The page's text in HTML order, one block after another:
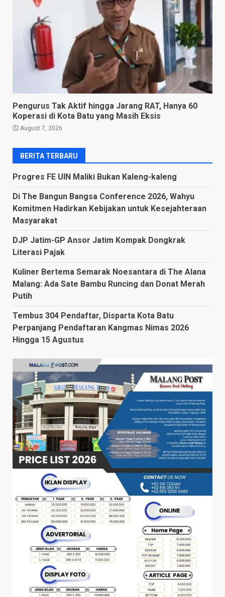
Pengurus Tak Aktif hingga Jarang RAT, Hanya 60
Koperasi di Kota Batu yang Masih Eksis
August 7, 2026
BERITA TERBARU
Progres FE UIN Maliki Bukan Kaleng-kaleng
Di The Bangun Bangsa Conference 2026, Wahyu
Komitmen Hadirkan Kebijakan untuk Kesejahteraan
Masyarakat
DJP Jatim-GP Ansor Jatim Kompak Dongkrak
Literasi Pajak
Kuliner Bertema Semarak Noesantara di The Alana
Malang: Ada Sate Bambu Runcing dan Donat Merah
Putih
Tembus 304 Pendaftar, Disparta Kota Batu
Perpanjang Pendaftaran Kangmas Nimas 2026
Hingga 15 Agustus